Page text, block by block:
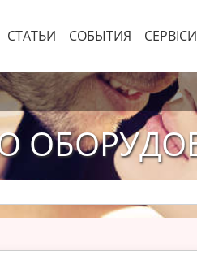
СТАТЬИ СОБЫТИЯ СЕРВІСИ